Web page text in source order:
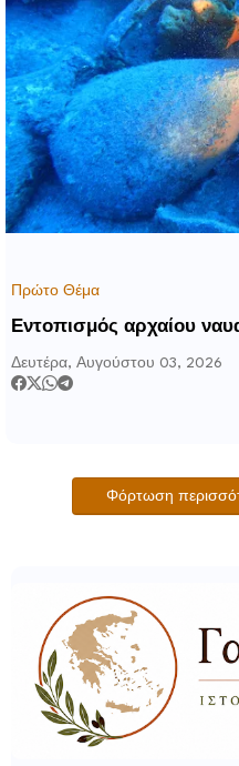
Πρώτο Θέμα
Εντοπισμός αρχαίου
Δευτέρα, Αυγούστου 03, 2026
Φόρτωση